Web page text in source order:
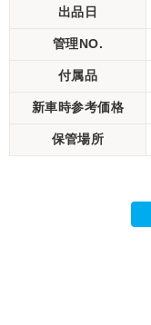
出品日
管理NO.
付属品
新車時参考価格
保管場所